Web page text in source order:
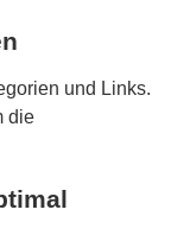
und Links.
die